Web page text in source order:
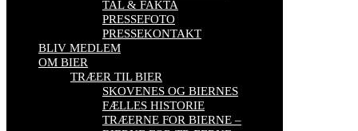
TAL & FAKTA
PRESSEFOTO
PRESSEKONTAKT
BLIV MEDLEM
OM BIER
TRÆER TIL BIER
SKOVENES OG BIERNES
FÆLLES HISTORIE
TRÆERNE FOR BIERNE –